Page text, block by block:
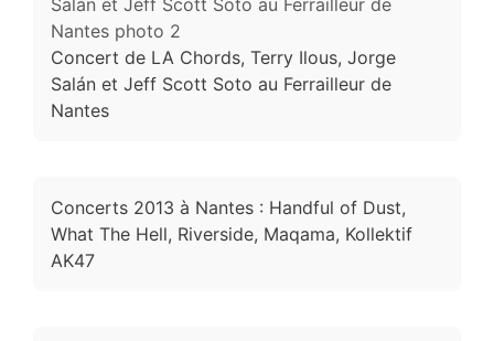
Concert de LA Chords, Terry Ilous, Jorge
Salán et Jeff Scott Soto au Ferrailleur de
Nantes
Concerts 2013 à Nantes : Handful of Dust,
What The Hell, Riverside, Maqama, Kollektif
AK47